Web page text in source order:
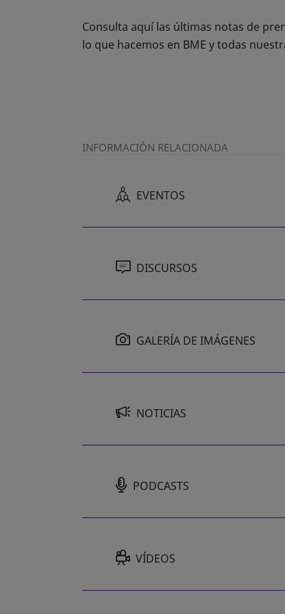
Consulta aquí las últimas notas de
lo que hacemos en BME y todas
INFORMACIÓN RELACIONADA
EVENTOS
DISCURSOS
GALERÍA DE IMÁGENES
NOTICIAS
PODCASTS
VÍDEOS